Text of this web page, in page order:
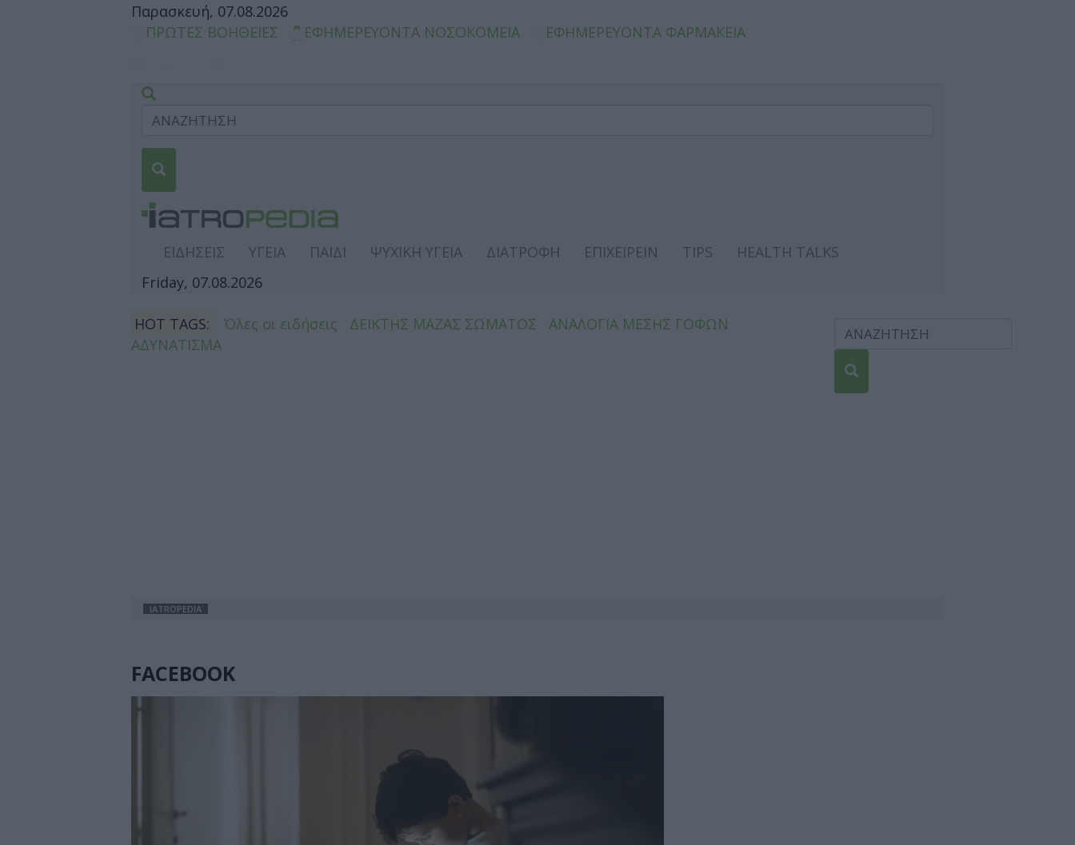
Παρασκευή, 07.08.2026
ΠΡΩΤΕΣ ΒΟΗΘΕΙΕΣ
ΕΦΗΜΕΡΕΥΟΝΤΑ ΝΟΣΟΚΟΜΕΙΑ ΕΦΗΜΕΡΕΥΟΝΤΑ ΦΑΡΜΑΚΕΙΑ
ΕΙΔΗΣΕΙΣ ΥΓΕΙΑ ΠΑΙΔΙ ΨΥΧΙΚΗ ΥΓΕΙΑ ΔΙΑΤΡΟΦΗ ΕΠΙΧΕΙΡΕΙΝ TIPS
HEALTH TALKS
Friday, 07.08.2026
HOT TAGS: Όλες οι ειδήσεις ΔΕΙΚΤΗΣ ΜΑΖΑΣ ΣΩΜΑΤΟΣ
ΑΝΑΛΟΓΙΑ ΜΕΣΗΣ ΓΟΦΩΝ
ΑΔΥΝΑΤΙΣΜΑ
IATROPEDIA
FACEBOOK